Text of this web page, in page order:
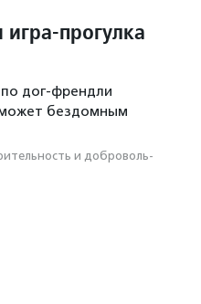
игра-прогулка
по дог-френдли
бездомным
и доброволь­